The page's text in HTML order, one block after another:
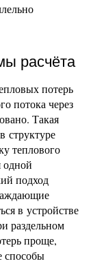
расчёта
потерь
потока через
Такая
структуре
теплового
одной
подход
в устройстве
раздельном
проще,
способы